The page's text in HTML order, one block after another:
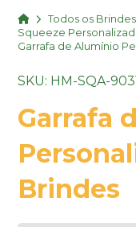
HomeTodos os Brindes
Squeeze
Garrafa de Alumínio
SKU: HM-SQA-
Garrafa
Brindes